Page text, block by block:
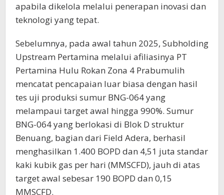
apabila dikelola melalui penerapan inovasi dan
teknologi yang tepat.
Sebelumnya, pada awal tahun 2025, Subholding
Upstream Pertamina melalui afiliasinya PT
Pertamina Hulu Rokan Zona 4 Prabumulih
mencatat pencapaian luar biasa dengan hasil
tes uji produksi sumur BNG-064 yang
melampaui target awal hingga 990%. Sumur
BNG-064 yang berlokasi di Blok D struktur
Benuang, bagian dari Field Adera, berhasil
menghasilkan 1.400 BOPD dan 4,51 juta standar
kaki kubik gas per hari (MMSCFD), jauh di atas
target awal sebesar 190 BOPD dan 0,15
MMSCFD.